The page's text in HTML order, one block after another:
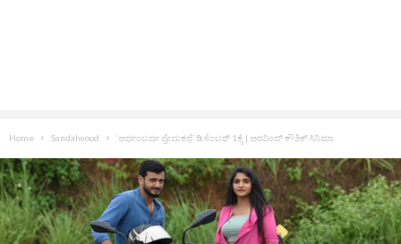
Home Sandalwood ‘ಅರ್ಧಂಬರ್ದ ಪ್ರೇಮಕಥೆ’ ಡಿಸೆಂಬರ್‌ 1ಕ್ಕೆ | ಅರವಿಂದ್‌ ಕೌಶಿಕ್‌ ಸಿನಿಮಾ